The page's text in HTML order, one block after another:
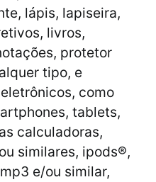
lápis, lapiseira,
livros,
protetor
tipo, e
como
tablets,
calculadoras,
similares, ipods®,
e/ou similar,